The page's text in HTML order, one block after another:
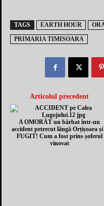
TAGS EARTH HOUR
PRIMARIA TIMISOARA
Articolul precedent
A OMORÂT un bărbat într-un
accident petrecut lângă Orțișoara și
FUGIT! Cum a fost prins șoferul
vinovat